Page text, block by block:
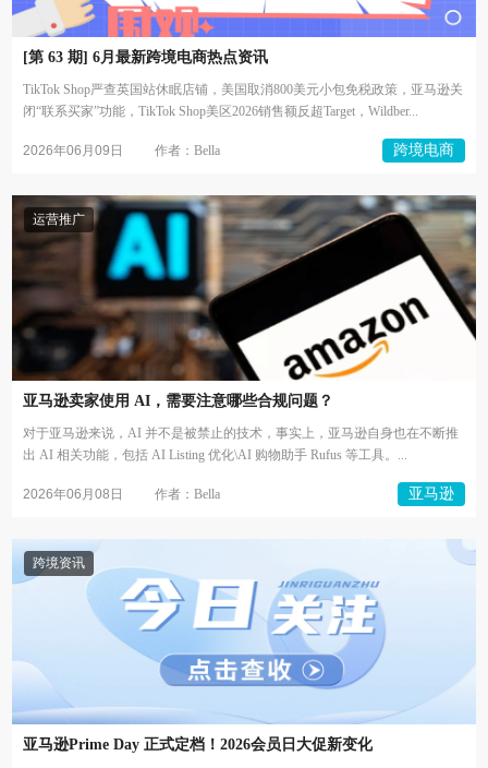
[第 63 期] 6月最新跨境电商热点资讯
TikTok Shop严查英国站休眠店铺，美国取消800美元小包免税政策，亚马逊关
闭“联系买家”功能，TikTok Shop美区2026销售额反超Target，Wildber...
2026年06月09日 作者：Bella 跨境电商
运营推广
亚马逊卖家使用 AI，需要注意哪些合规问题？
对于亚马逊来说，AI 并不是被禁止的技术，事实上，亚马逊自身也在不断推
出 AI 相关功能，包括 AI Listing 优化\AI 购物助手 Rufus 等工具。...
2026年06月08日 作者：Bella 亚马逊
跨境资讯
亚马逊Prime Day 正式定档！2026会员日大促新变化